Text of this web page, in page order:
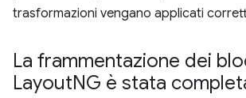
trasformazioni vengano applicati
La frammentazione dei
LayoutNG è stata